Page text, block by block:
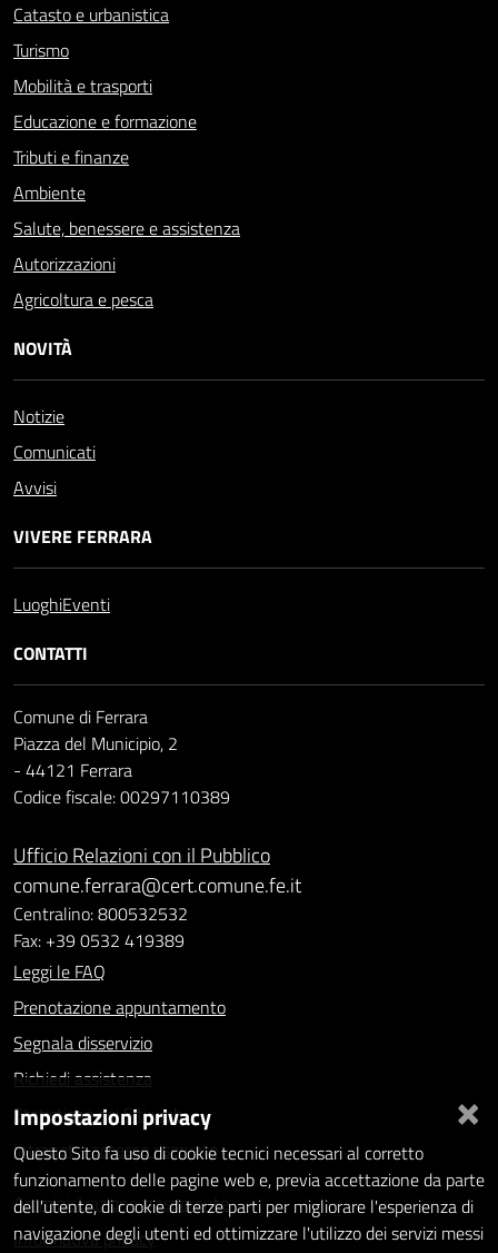
Catasto e urbanistica
Turismo
Mobilità e trasporti
Educazione e formazione
Tributi e finanze
Ambiente
Salute, benessere e assistenza
Autorizzazioni
Agricoltura e pesca
NOVITÀ
Notizie
Comunicati
Avvisi
VIVERE FERRARA
LuoghiEventi
CONTATTI
Comune di Ferrara
Piazza del Municipio, 2
- 44121 Ferrara
Codice fiscale: 00297110389
Ufficio Relazioni con il Pubblico
comune.ferrara@cert.comune.fe.it
Centralino: 800532532
Fax: +39 0532 419389
Leggi le FAQ
Prenotazione appuntamento
Segnala disservizio
Richiedi assistenza
Statistiche dei Siti web
Intranet - accesso riservato
Amministrazione trasparente
Informativa privacy
×
Impostazioni privacy
Questo Sito fa uso di cookie tecnici necessari al corretto
funzionamento delle pagine web e, previa accettazione da parte
dell'utente, di cookie di terze parti per migliorare l'esperienza di
navigazione degli utenti ed ottimizzare l'utilizzo dei servizi messi